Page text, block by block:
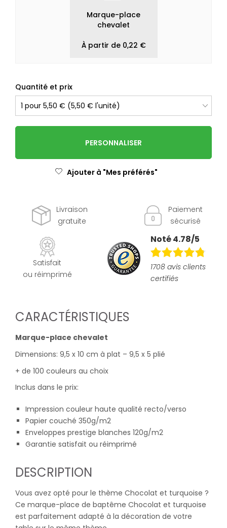
Marque-place
chevalet
À partir de 0,22 €
Quantité et prix
PERSONNALISER
Ajouter à "Mes préférés"
Livraison
gratuite
Paiement
sécurisé
Satisfait
ou réimprimé
Noté 4.78/5
1708 avis clients
certifiés
CARACTÉRISTIQUES
Marque-place chevalet
Dimensions: 9,5 x 10 cm à plat – 9,5 x 5 plié
+ de 100 couleurs au choix
Inclus dans le prix:
Impression couleur haute qualité recto/verso
Papier couché 350g/m2
Enveloppes prestige blanches 120g/m2
Garantie satisfait ou réimprimé
DESCRIPTION
Vous avez opté pour le thème Chocolat et turquoise ?
Ce marque-place de baptême Chocolat et turquoise
est parfaitement adapté à la décoration de votre